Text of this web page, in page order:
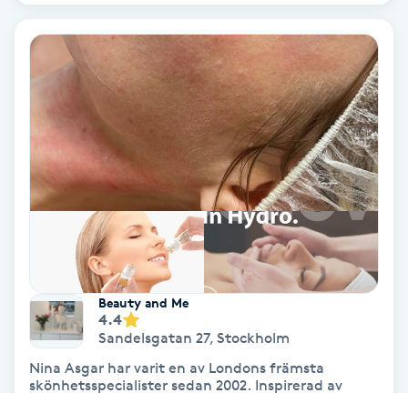
Volymfransar
Yin Yoga
Yoga
Yoga Nidra
Yogamassage
Zonterapi
Beauty and Me
4.4
Sandelsgatan 27, Stockholm
Nina Asgar har varit en av Londons främsta
skönhetsspecialister sedan 2002. Inspirerad av